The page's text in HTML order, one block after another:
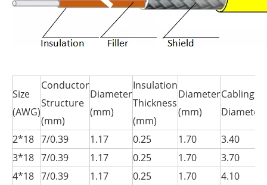
Size
(AWG)
Conductor
Structure
(mm)
Diameter
(mm)
Insulation
Thickness
(mm)
Diameter
(mm)
Cabling
Diameter
2*18 7/0.39 1.17 0.25 1.70 3.40
3*18 7/0.39 1.17 0.25 1.70 3.70
4*18 7/0.39 1.17 0.25 1.70 4.10